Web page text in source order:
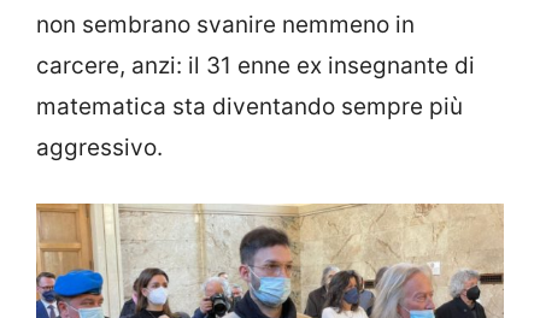
non sembrano svanire nemmeno in
carcere, anzi: il 31 enne ex insegnante di
matematica sta diventando sempre più
aggressivo.